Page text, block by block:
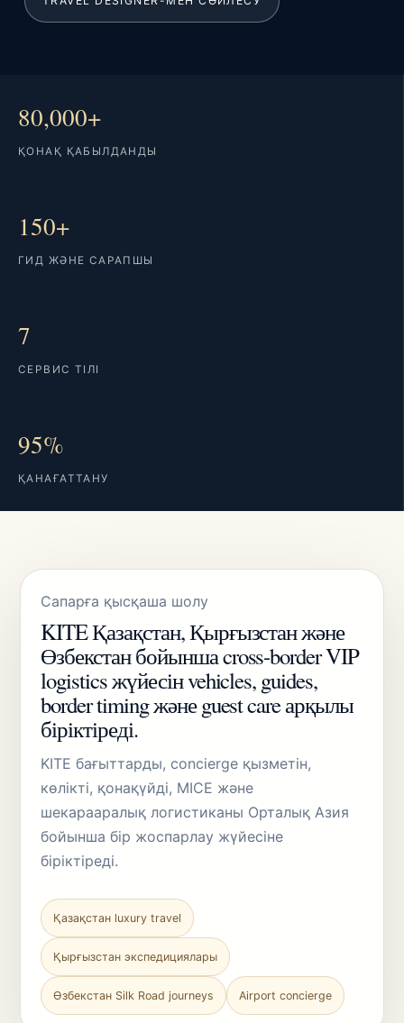
80,000+
ҚОНАҚ ҚАБЫЛДАНДЫ
150+
ГИД ЖӘНЕ САРАПШЫ
7
СЕРВИС ТІЛІ
95%
ҚАНАҒАТТАНУ
Сапарға қысқаша шолу
KITE Қазақстан, Қырғызстан және
Өзбекстан бойынша cross-border VIP
logistics жүйесін vehicles, guides,
border timing және guest care арқылы
біріктіреді.
KITE бағыттарды, concierge қызметін,
көлікті, қонақүйді, MICE және
шекарааралық логистиканы Орталық Азия
бойынша бір жоспарлау жүйесіне
біріктіреді.
Қазақстан luxury travel
Қырғызстан экспедициялары
Өзбекстан Silk Road journeys Airport concierge